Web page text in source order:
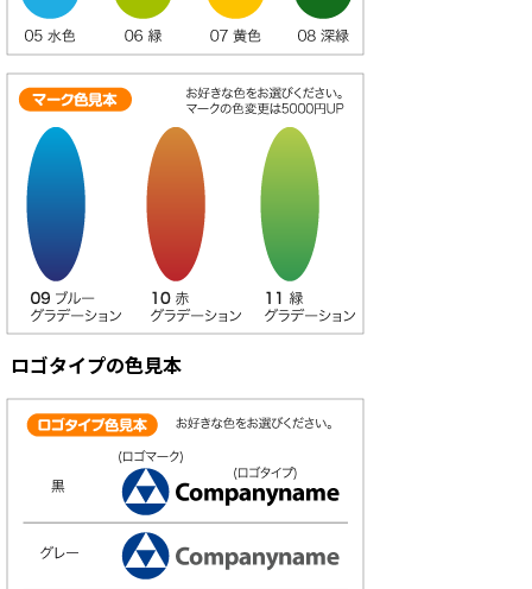
ロゴタイプの色見本